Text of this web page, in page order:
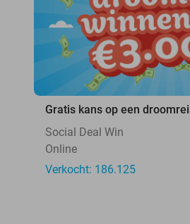
Gratis kans op een
Social Deal Win
Online
Verkocht: 186.125